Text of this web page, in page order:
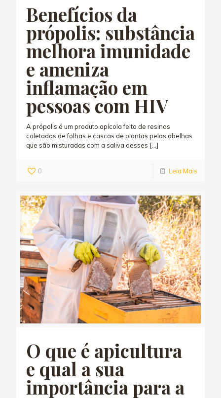
Benefícios da
própolis: substância
melhora imunidade
e ameniza
inflamação em
pessoas com HIV
A própolis é um produto apícola feito de resinas
coletadas de folhas e cascas de plantas pelas abelhas
que são misturadas com a saliva desses […]
0 Leia Mais
O que é apicultura
e qual a sua
importância para a